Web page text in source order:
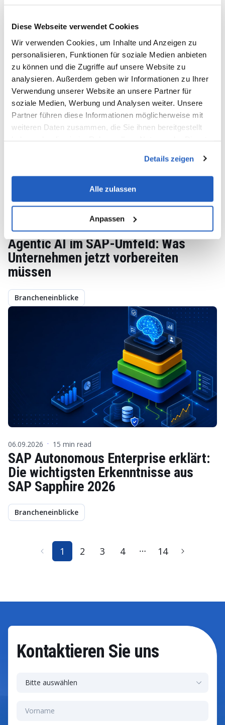
Diese Webseite verwendet Cookies
Wir verwenden Cookies, um Inhalte und Anzeigen zu
personalisieren, Funktionen für soziale Medien anbieten
zu können und die Zugriffe auf unsere Website zu
analysieren. Außerdem geben wir Informationen zu Ihrer
Verwendung unserer Website an unsere Partner für
soziale Medien, Werbung und Analysen weiter. Unsere
Partner führen diese Informationen möglicherweise mit
weiteren Daten zusammen, die Sie ihnen bereitgestellt
Details zeigen
Alle zulassen
Anpassen
Das Ende der SAP-Transaktion? Wie
AI Agents die Benutzeroberfläche
verändern
Brancheneinblicke
06.09.2026 · 15 min read
Agentic AI im SAP-Umfeld: Was
Unternehmen jetzt vorbereiten
müssen
Brancheneinblicke
06.09.2026 · 15 min read
SAP Autonomous Enterprise erklärt:
Die wichtigsten Erkenntnisse aus
SAP Sapphire 2026
Brancheneinblicke
1 2 3 4 14
Kontaktieren Sie uns